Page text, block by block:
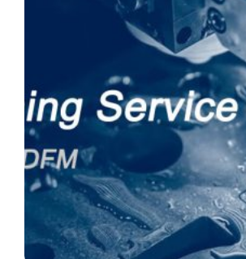
التصنيع باستخدام
عبر الإنترنت
في الصين
كمبيوتر شخصى مجمع
التصنيع باستخدام الحاسب الآلي
المصنع والتسليم السريع
على عرض أسعار مجاني الآن